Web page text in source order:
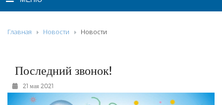
НОВОСТИ
К СВЕДЕНИЮ
ФОТОРЕПОРТАЖИ
Главная Новости Новости
Последний звонок!
21 мая 2021